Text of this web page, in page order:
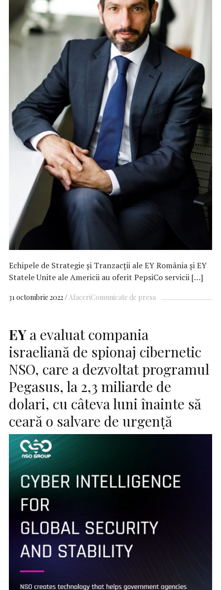
Echipele de Strategie şi Tranzacţii ale EY România și EY
Statele Unite ale Americii au oferit PepsiCo servicii […]
31 octombrie 2022 AfaceriComunicate de presa
EYa evaluat compania
israeliană de spionaj cibernetic
NSO, care a dezvoltat programul
Pegasus, la 2,3 miliarde de
dolari, cu câteva luni înainte să
ceară o salvare de urgență